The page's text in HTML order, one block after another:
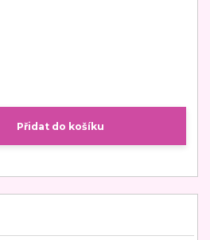
Přidat do košíku